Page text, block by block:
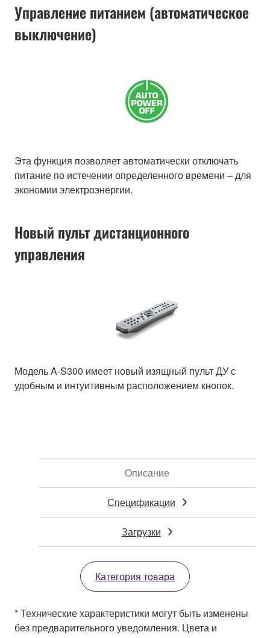
Управление питанием (автоматическое
выключение)
Эта функция позволяет автоматически отключать
питание по истечении определенного времени – для
экономии электроэнергии.
Новый пульт дистанционного
управления
Модель A-S300 имеет новый изящный пульт ДУ с
удобным и интуитивным расположением кнопок.
Описание
Спецификации
Загрузки
Категория товара
* Технические характеристики могут быть изменены
без предварительного уведомления. Цвета и